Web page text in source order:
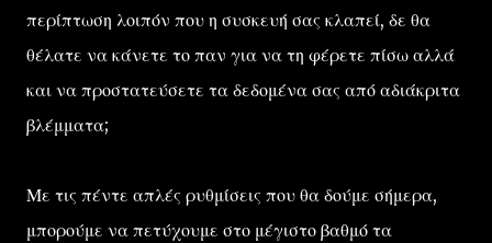
περίπτωση λοιπόν που η συσκευή σας κλαπεί, δε θα
θέλατε να κάνετε το παν για να τη φέρετε πίσω αλλά
και να προστατεύσετε τα δεδομένα σας από αδιάκριτα
βλέμματα;
Με τις πέντε απλές ρυθμίσεις που θα δούμε σήμερα,
μπορούμε να πετύχουμε στο μέγιστο βαθμό τα